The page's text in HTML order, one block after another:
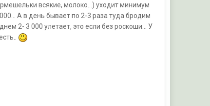
всякие, молоко...) уходит минимум
А в день бывает по 2-3 раза туда бродим
2- 3 000 улетает, это если без роскоши... У